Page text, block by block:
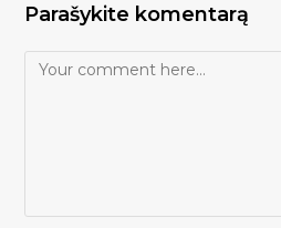
Parašykite komentarą